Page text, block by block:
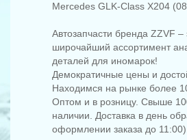
Mercedes GLK-Class X204
Автозапчасти бренда ZZVF –
широчайший ассортимент
деталей для иномарок!
Демократичные цены и
Находимся на рынке более
Оптом и в розницу. Свыше
наличии. Доставка в день
оформлении заказа до 11:00).